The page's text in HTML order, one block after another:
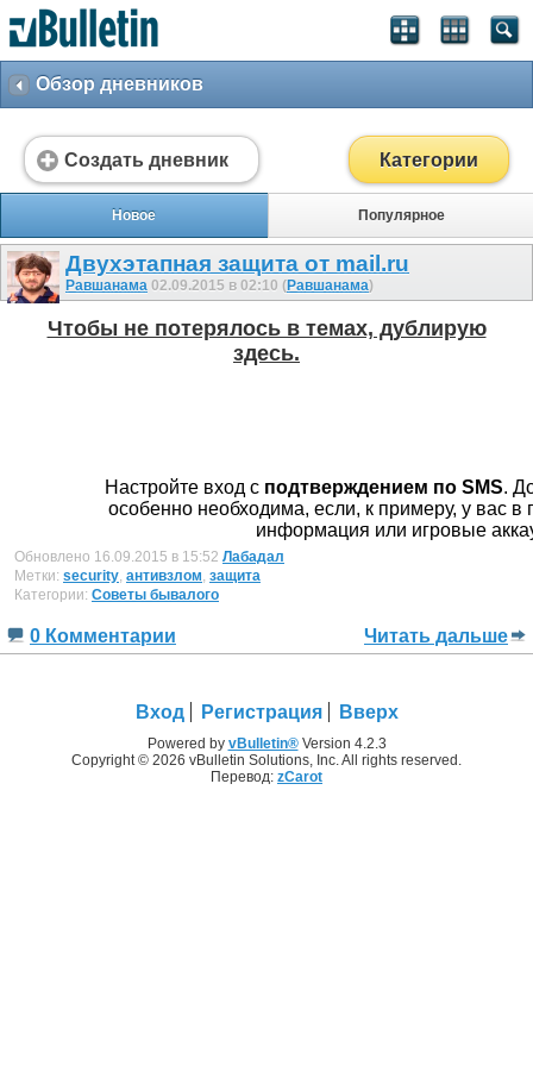
Обзор дневников
Создать дневник Категории
Новое Популярное
Двухэтапная защита от mail.ru
Равшанама 02.09.2015 в 02:10 (Равшанама)
Чтобы не потерялось в темах, дублирую
здесь.
Настройте вход с подтверждением по SMS.
особенно необходима, если, к примеру, у вас в
информация или игровые
Обновлено 16.09.2015 в 15:52 Лабадал
Метки: security, антивзлом, защита
Категории: Советы бывалого
0 Комментарии Читать дальше
Вход Регистрация Вверх
Powered by vBulletin®Version 4.2.3
Copyright © 2026 vBulletin Solutions, Inc. All rights reserved.
Перевод: zCarot